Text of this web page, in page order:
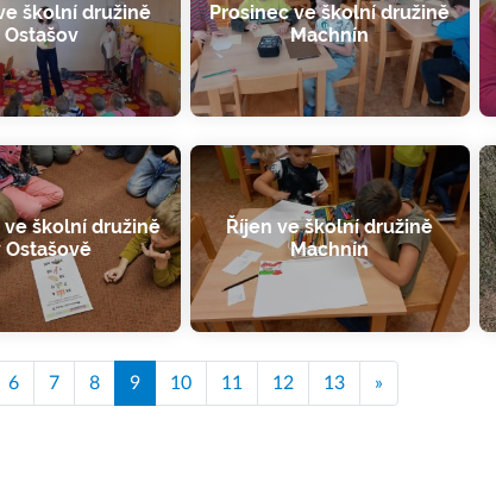
školní družině
Ostašov
Prosinec ve školní družině
Machnín
ve školní družině
Ostašově
Říjen ve školní družině
Machnín
6 7 8 9 10 11 12 13 »